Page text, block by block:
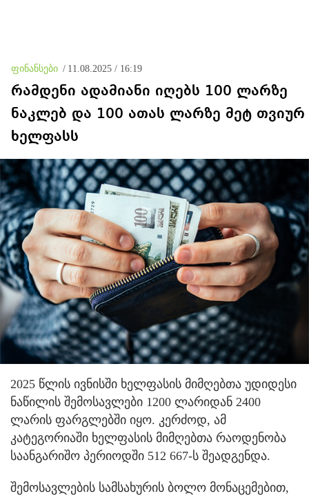
ფინანსები / 11.08.2025 / 16:19
რამდენი ადამიანი იღებს 100 ლარზე
ნაკლებ და 100 ათას ლარზე მეტ თვიურ
ხელფასს
2025 წლის ივნისში ხელფასის მიმღებთა უდიდესი
ნაწილის შემოსავლები 1200 ლარიდან 2400
ლარის ფარგლებში იყო. კერძოდ, ამ
კატეგორიაში ხელფასის მიმღებთა რაოდენობა
საანგარიშო პერიოდში 512 667-ს შეადგენდა.
შემოსავლების სამსახურის ბოლო მონაცემებით,